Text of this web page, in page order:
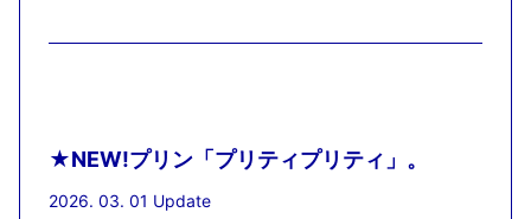
★NEW!プリン「プリティプリティ」。
2026. 03. 01 Update